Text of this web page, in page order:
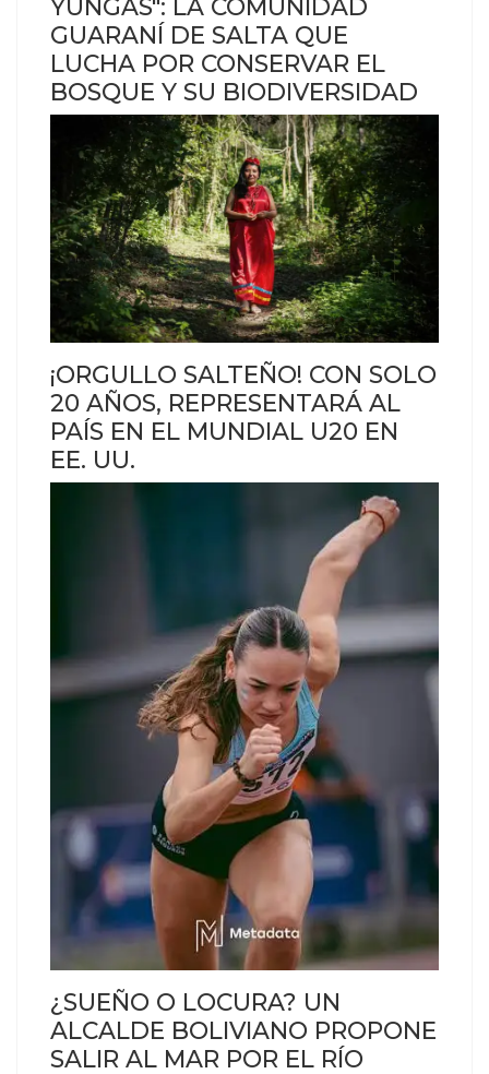
YUNGAS": LA COMUNIDAD
GUARANÍ DE SALTA QUE
LUCHA POR CONSERVAR EL
BOSQUE Y SU BIODIVERSIDAD
¡ORGULLO SALTEÑO! CON SOLO
20 AÑOS, REPRESENTARÁ AL
PAÍS EN EL MUNDIAL U20 EN
EE. UU.
¿SUEÑO O LOCURA? UN
ALCALDE BOLIVIANO PROPONE
SALIR AL MAR POR EL RÍO